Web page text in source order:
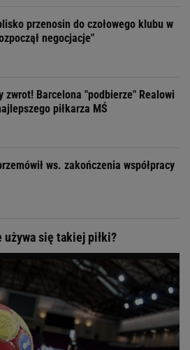
przenosin do czołowego klubu w
negocjacje"
zwrot! Barcelona "podbierze" Realowi
piłkarza MŚ
ws. zakończenia współpracy
używa się takiej piłki?